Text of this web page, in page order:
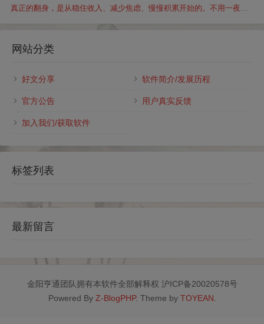
真正的翻身，是从稳住收入、减少焦虑、慢慢积累开始的。不用一夜暴
富，不用冒险折腾，用对方法、选对平台，碎片时间也能慢慢改变生
网站分类
好文分享 软件简介/发展历程
官方公告 用户真实反馈
加入我们/获取软件
标签列表
最新留言
金阳亨通团队拥有本软件全部解释权 沪ICP备20020578号
Powered By Z-BlogPHP. Theme by TOYEAN.